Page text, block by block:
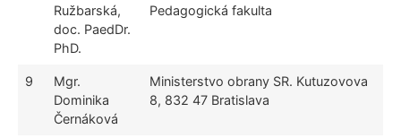
Ružbarská,
doc. PaedDr.
PhD.
Pedagogická fakulta
9
Mgr.
Dominika
Černáková
Ministerstvo obrany SR. Kutuzovova
8, 832 47 Bratislava